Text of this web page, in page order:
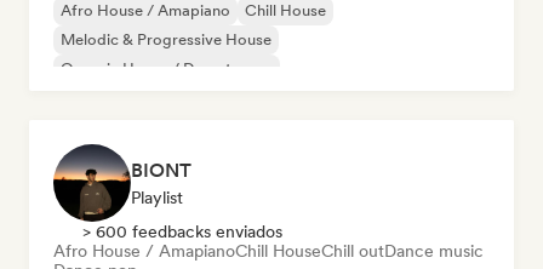
Afro House / Amapiano
Chill House
Melodic & Progressive House
Organic House / Downtempo
BIONT
Playlist
> 600 feedbacks enviados
Afro House / AmapianoChill HouseChill outDance music